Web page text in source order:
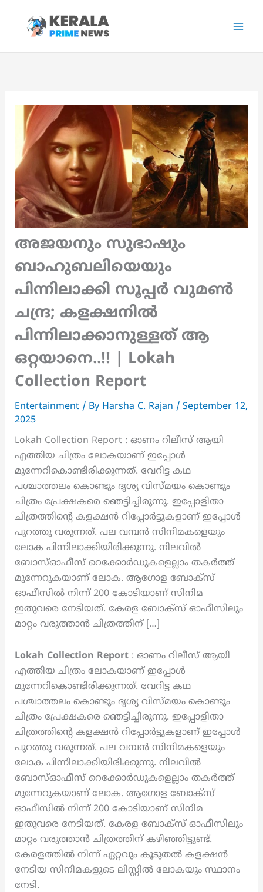
content
അജയനും സുഭാഷും
ബാഹുബലിയെയും
പിന്നിലാക്കി സൂപ്പർ വുമൺ
ചന്ദ്ര; കളക്ഷനിൽ
പിന്നിലാക്കാനുള്ളത് ആ
ഒറ്റയാനെ..!! | Lokah
Collection Report
Entertainment/ By Harsha C. Rajan / September 12,
2025
Lokah Collection Report : ഓണം റിലീസ് ആയി
എത്തിയ ചിത്രം ലോകയാണ് ഇപ്പോൾ
മുന്നേറികൊണ്ടിരിക്കുന്നത്. വേറിട്ട കഥ
പശ്ചാത്തലം കൊണ്ടും ദൃശ്യ വിസ്മയം കൊണ്ടും
ചിത്രം പ്രേക്ഷകരെ ഞെട്ടിച്ചിരുന്നു. ഇപ്പോളിതാ
ചിത്രത്തിന്റെ കളക്ഷൻ റിപ്പോർട്ടുകളാണ് ഇപ്പോൾ
പുറത്തു വരുന്നത്. പല വമ്പൻ സിനിമകളെയും
ലോക പിന്നിലാക്കിയിരിക്കുന്നു. നിലവിൽ
ബോസ്‌ഓഫീസ് റെക്കോർഡുകളെല്ലാം തകർത്ത്
മുന്നേറുകയാണ് ലോക. ആഗോള ബോക്സ്
ഓഫീസിൽ നിന്ന് 200 കോടിയാണ് സിനിമ
ഇതുവരെ നേടിയത്. കേരള ബോക്സ് ഓഫീസിലും
മാറ്റം വരുത്താൻ ചിത്രത്തിന് […]
Lokah Collection Report : ഓണം റിലീസ് ആയി
എത്തിയ ചിത്രം ലോകയാണ് ഇപ്പോൾ
മുന്നേറികൊണ്ടിരിക്കുന്നത്. വേറിട്ട കഥ
പശ്ചാത്തലം കൊണ്ടും ദൃശ്യ വിസ്മയം കൊണ്ടും
ചിത്രം പ്രേക്ഷകരെ ഞെട്ടിച്ചിരുന്നു. ഇപ്പോളിതാ
ചിത്രത്തിന്റെ കളക്ഷൻ റിപ്പോർട്ടുകളാണ് ഇപ്പോൾ
പുറത്തു വരുന്നത്. പല വമ്പൻ സിനിമകളെയും
ലോക പിന്നിലാക്കിയിരിക്കുന്നു. നിലവിൽ
ബോസ്‌ഓഫീസ് റെക്കോർഡുകളെല്ലാം തകർത്ത്
മുന്നേറുകയാണ് ലോക. ആഗോള ബോക്സ്
ഓഫീസിൽ നിന്ന് 200 കോടിയാണ് സിനിമ
ഇതുവരെ നേടിയത്. കേരള ബോക്സ് ഓഫീസിലും
മാറ്റം വരുത്താൻ ചിത്രത്തിന് കഴിഞ്ഞിട്ടുണ്ട്.
കേരളത്തിൽ നിന്ന് ഏറ്റവും കൂടുതൽ കളക്ഷൻ
നേടിയ സിനിമകളുടെ ലിസ്റ്റിൽ ലോകയും സ്ഥാനം
നേടി.